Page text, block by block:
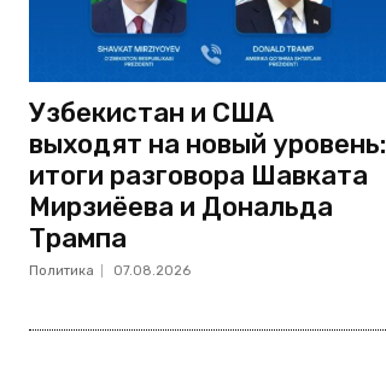
Узбекистан и США
выходят на новый уровень:
итоги разговора Шавката
Мирзиёева и Дональда
Трампа
Политика 07.08.2026